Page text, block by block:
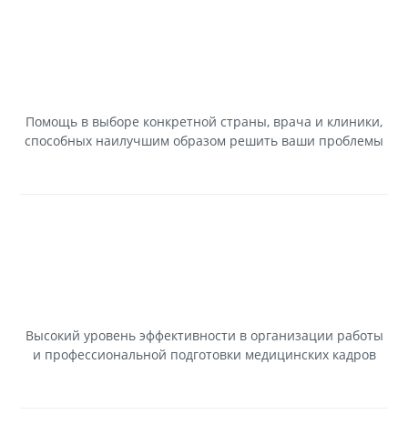
Помощь в выборе конкретной страны, врача и клиники,
способных наилучшим образом решить ваши проблемы
Высокий уровень эффективности в организации работы
и профессиональной подготовки медицинских кадров